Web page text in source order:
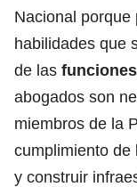
Nacional porque
habilidades que
de las
abogados son
miembros de la
cumplimiento de
y construir